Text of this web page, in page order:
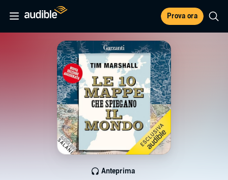
Prova ora
Anteprima